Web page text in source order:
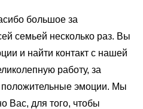
большое за
семьей несколько раз. Вы
и найти контакт с нашей
работу, за
эмоции. Мы
Вас, для того, чтобы